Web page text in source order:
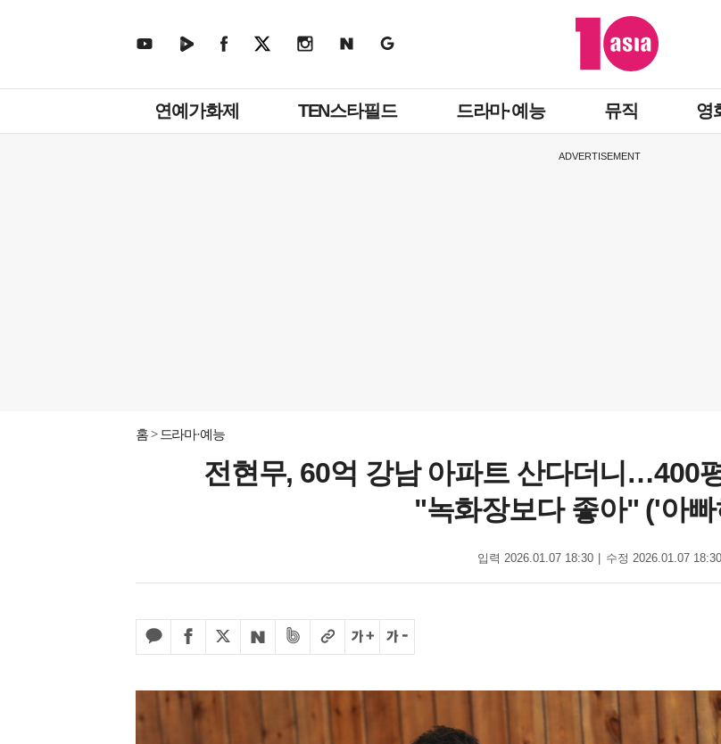
뉴
연예가화제 TEN스타필드 드라마·예능 뮤직 영
ADVERTISEMENT
홈 드라마·예능
전현무, 60억 강남 아파트 산다더니…400
"녹화장보다 좋아" ('아
입력 2026.01.07 18:30 수정 2026.01.07 18:30